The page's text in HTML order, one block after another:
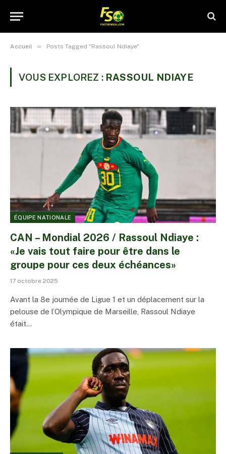
Accueil » Posts Tagged "Rassoul Ndiaye"
VOUS EXPLOREZ : RASSOUL NDIAYE
ÉQUIPE NATIONALE
CAN – Mondial 2026 / Rassoul Ndiaye :
«Je vais tout faire pour être dans le
groupe pour ces deux échéances»
17 octobre 2025
Avant la 8e journée de Ligue 1 et un déplacement sur la
pelouse de l’Olympique de Marseille, Rassoul Ndiaye
était…